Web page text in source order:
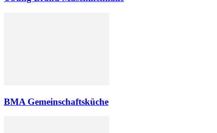
BMA Gemeinschaftsküche